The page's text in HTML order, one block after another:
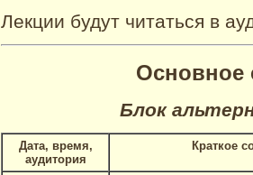
Лекции будут читаться в
Основное
Блок
Дата, время,
аудитория
Краткое